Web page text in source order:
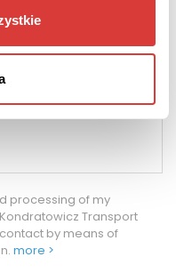
processing of my
Transport
by means of
more >